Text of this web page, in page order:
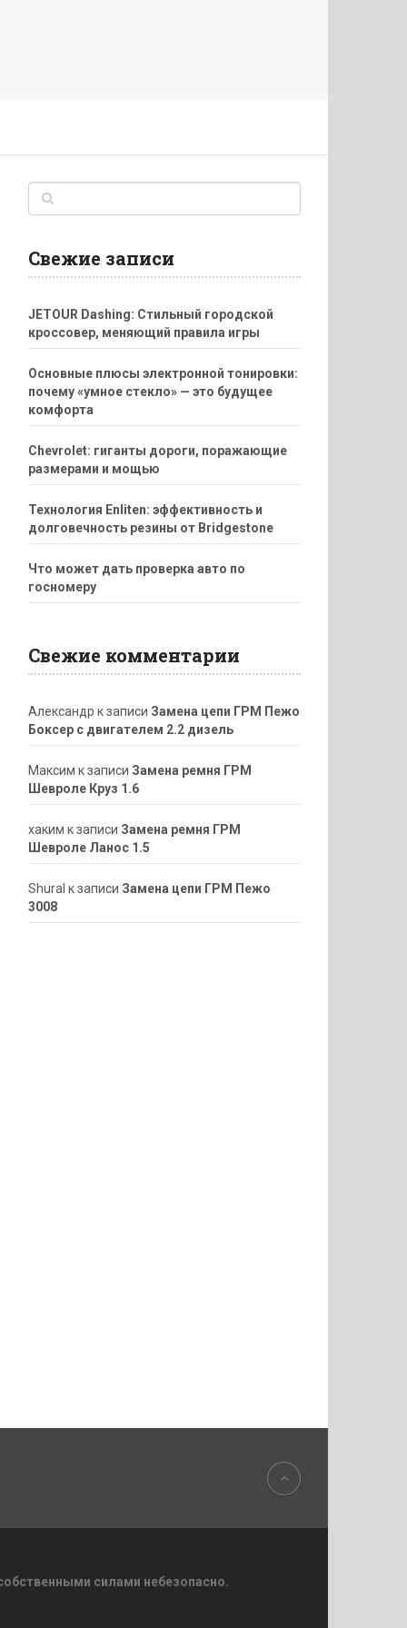
Свежие записи
JETOUR Dashing: Стильный городской
кроссовер, меняющий правила игры
Основные плюсы электронной тонировки:
почему «умное стекло» — это будущее
комфорта
Chevrolet: гиганты дороги, поражающие
размерами и мощью
Технология Enliten: эффективность и
долговечность резины от Bridgestone
Что может дать проверка авто по
госномеру
Свежие комментарии
Александр к записи Замена цепи ГРМ Пежо
Боксер с двигателем 2.2 дизель
Максим к записи Замена ремня ГРМ
Шевроле Круз 1.6
хаким к записи Замена ремня ГРМ
Шевроле Ланос 1.5
ShuraI к записи Замена цепи ГРМ Пежо
3008
силами небезопасно.